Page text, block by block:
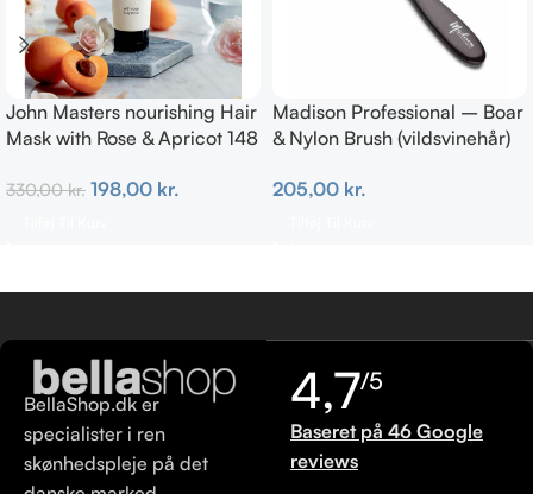
John Masters nourishing Hair
Mask with Rose & Apricot 148
330,00kr. 198,00 kr.
Madison Professional – Boar
& Nylon Brush (vildsvinehår)
205,00 kr.
BellaShop.dk er
specialister i ren
skønhedspleje på det
4,7/5
Baseret på 46 Google
reviews